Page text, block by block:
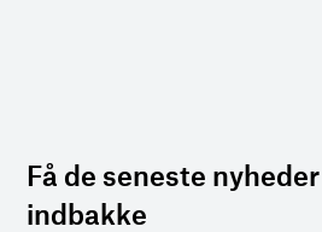
Få de seneste
indbakke